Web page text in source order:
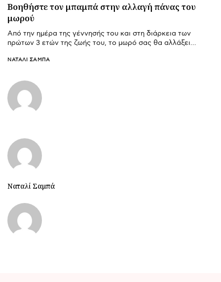
Βοηθήστε τον μπαμπά στην αλλαγή πάνας του
μωρού
Από την ημέρα της γέννησής του και στη διάρκεια των
πρώτων 3 ετών της ζωής του, το μωρό σας θα αλλάξει…
ΝΑΤΑΛΊ ΣΑΜΠΆ
Ναταλί Σαμπά